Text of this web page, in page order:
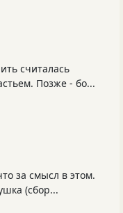
считалась
Позже - бо...
за смысл в этом.
(сбор...